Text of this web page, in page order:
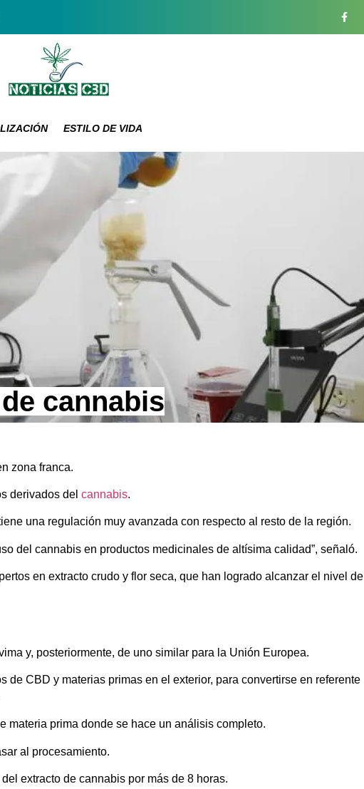
ESTILO DE VIDA
cannabis
zona franca.
derivados del cannabis.
una regulación muy avanzada con respecto al resto de la región.
del cannabis en productos medicinales de altísima calidad”, señaló.
en extracto crudo y flor seca, que han logrado alcanzar el nivel de
y, posteriormente, de uno similar para la Unión Europea.
CBD y materias primas en el exterior, para convertirse en referente
materia prima donde se hace un análisis completo.
al procesamiento.
extracto de cannabis por más de 8 horas.